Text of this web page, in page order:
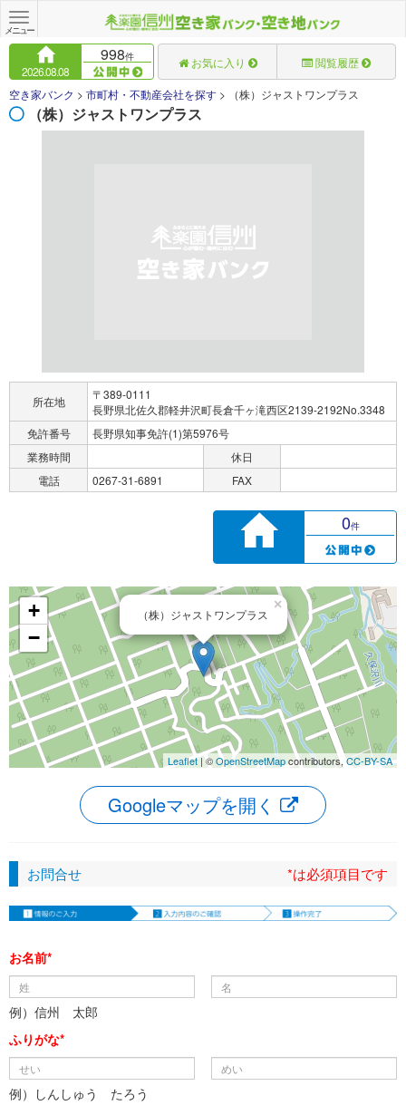
Toggle
navigation
メニュー
2026.08.08
998件 お気に入り 閲覧履歴
空き家バンク > 市町村・不動産会社を探す > （株）ジャストワンプラス
（株）ジャストワンプラス
所在地
〒389-0111
長野県北佐久郡軽井沢町長倉千ヶ滝西区2139-2192No.3348
免許番号
長野県知事免許(1)第5976号
業務時間
休日
電話
0267-31-6891 FAX
0件
（株）ジャストワンプラス
×
+
−
Leaflet| ©OpenStreetMapcontributors,CC-BY-SA
Googleマップを開く
お問合せ *は必須項目です
お名前*
例）信州 太郎
ふりがな*
例）しんしゅう たろう